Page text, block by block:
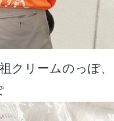
クリームのっぽ